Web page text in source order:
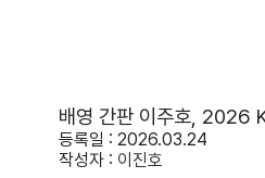
배영 간판 이주호, 2026
등록일 : 2026.03.24
작성자 : 이진호